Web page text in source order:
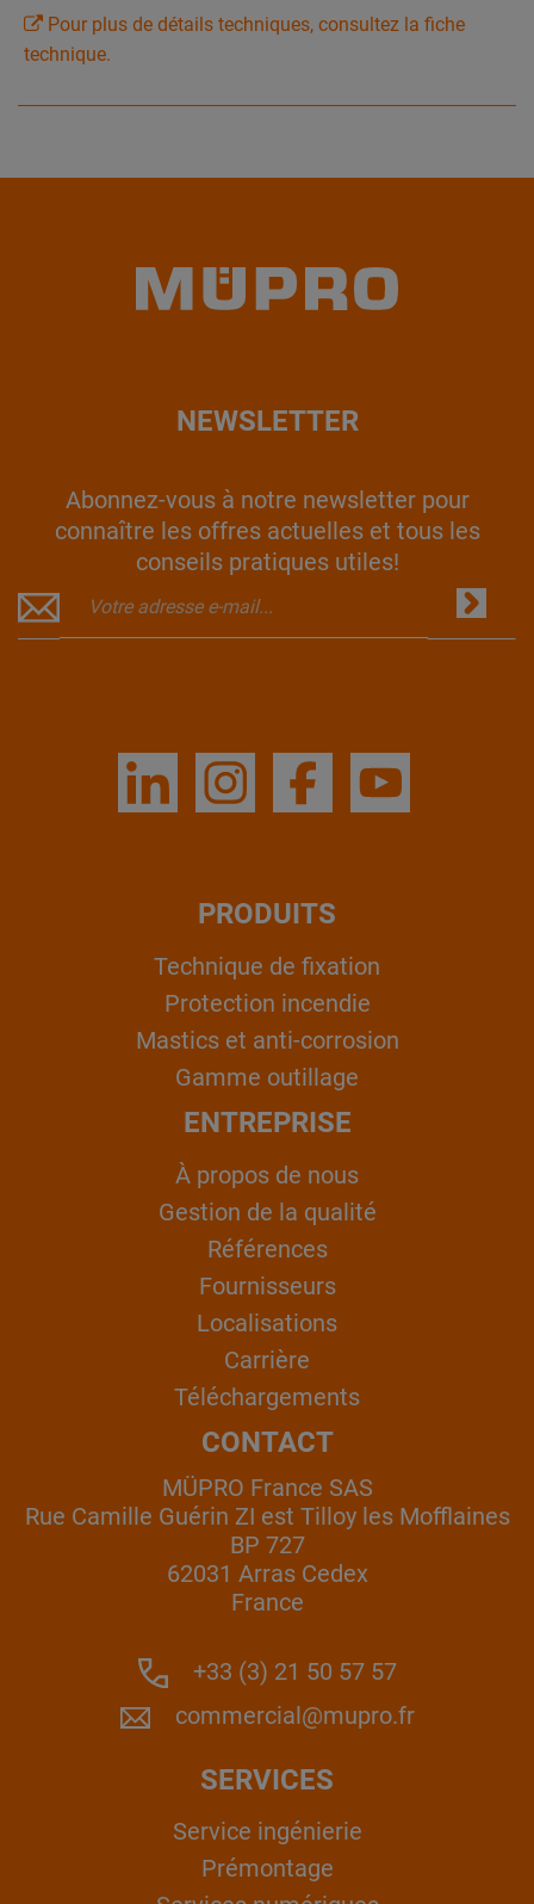
Pour plus de détails techniques, consultez la fiche
technique.
NEWSLETTER
Abonnez-vous à notre newsletter pour
connaître les offres actuelles et tous les
conseils pratiques utiles!
PRODUITS
Technique de fixation
Protection incendie
Mastics et anti-corrosion
Gamme outillage
ENTREPRISE
À propos de nous
Gestion de la qualité
Références
Fournisseurs
Localisations
Carrière
Téléchargements
CONTACT
MÜPRO France SAS
Rue Camille Guérin ZI est Tilloy les Mofflaines
BP 727
62031 Arras Cedex
France
+33 (3) 21 50 57 57
commercial@mupro.fr
SERVICES
Service ingénierie
Prémontage